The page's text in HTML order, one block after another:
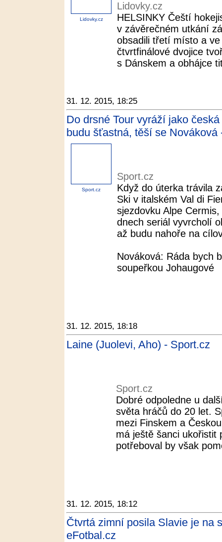
Lidovky.cz
Lidovky.cz
HELSINKY Čeští
v závěrečném utkání
obsadili třetí místo a
čtvrtfinálové dvojice
s Dánskem a obhájce
31. 12. 2015, 18:25
Do drsné Tour vyráží jako
budu šťastná, těší se Nováková
Sport.cz
Sport.cz
Když do úterka trávila
Ski v italském Val di
sjezdovku Alpe
dnech seriál vyvrcholí
až budu nahoře na
Nováková: Ráda bych
soupeřkou Johaugové
31. 12. 2015, 18:18
Laine (Juolevi, Aho) - Sport.cz
Sport.cz
Dobré odpoledne u
světa hráčů do 20 let.
mezi Finskem a
má ještě šanci
potřeboval by však
31. 12. 2015, 18:12
Čtvrtá zimní posila Slavie je na
eFotbal.cz